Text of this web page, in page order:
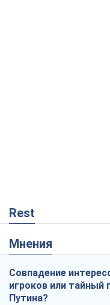
Rest
Мнения
Совпадение
игроков или тайный
Путина?